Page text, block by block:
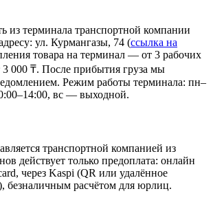
из терминала транспортной компании
ул. Курмангазы, 74 (ссылка на
товара на терминал — от 3 рабочих
3 000 ₸. После прибытия груза мы
Режим работы терминала: пн–
вс — выходной.
транспортной компанией из
действует только предоплата: онлайн
через Kaspi (QR или удалённое
безналичным расчётом для юрлиц.